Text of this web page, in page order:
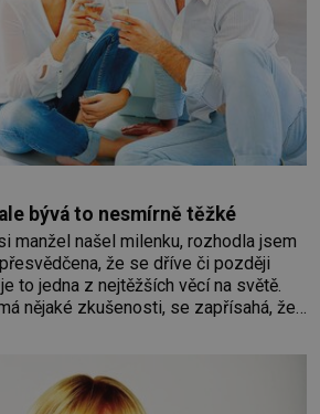
bývá to nesmírně těžké
manžel našel milenku, rozhodla jsem
že se dříve či později
to jedna z nejtěžších věcí na světě.
nějaké zkušenosti, se zapřísahá, že